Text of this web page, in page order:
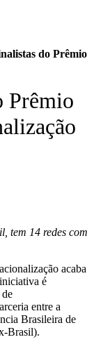
do Prêmio
Prêmio
tem 14 redes com
acaba
é
entre a
Brasileira de
Brasil).